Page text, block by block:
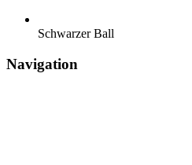
Schwarzer Ball
Navigation